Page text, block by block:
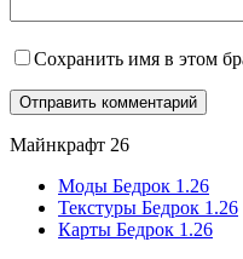
Сохранить имя в этом
Майнкрафт 26
Моды Бедрок 1.26
Текстуры Бедрок 1.26
Карты Бедрок 1.26